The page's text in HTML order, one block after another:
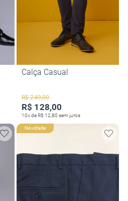
Calça Casual
R$ 249,00
R$ 128,00
10x de R$ 12,80 sem juros
Novidade